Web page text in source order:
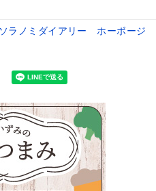
ラノミダイアリー ホーボージ